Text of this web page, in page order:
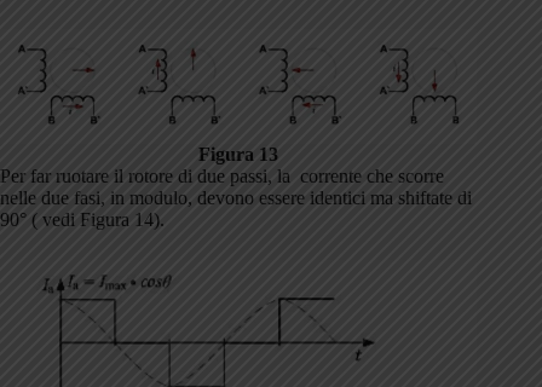
Figura 13
Per far ruotare il rotore di due passi, la corrente che scorre
nelle due fasi, in modulo, devono essere identici ma shiftate di
90° ( vedi Figura 14).